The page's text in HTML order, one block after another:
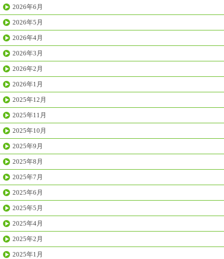
2026年6月
2026年5月
2026年4月
2026年3月
2026年2月
2026年1月
2025年12月
2025年11月
2025年10月
2025年9月
2025年8月
2025年7月
2025年6月
2025年5月
2025年4月
2025年2月
2025年1月